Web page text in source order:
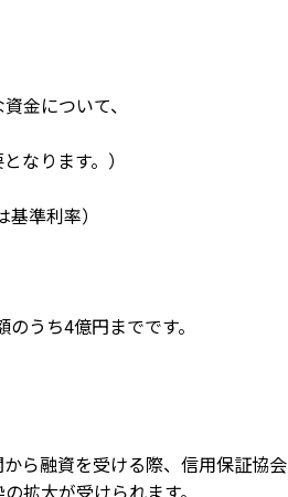
金について、
なります。）
準利率）
うち4億円までです。
ら融資を受ける際、信用保証協会